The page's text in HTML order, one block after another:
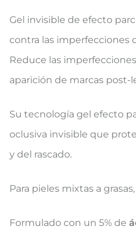
Gel invisible de efecto
contra las imperfecciones
Reduce las
aparición de marcas post-
Su tecnología gel efecto
oclusiva invisible que
y del rascado.
Para pieles mixtas a
Formulado con un 5% de